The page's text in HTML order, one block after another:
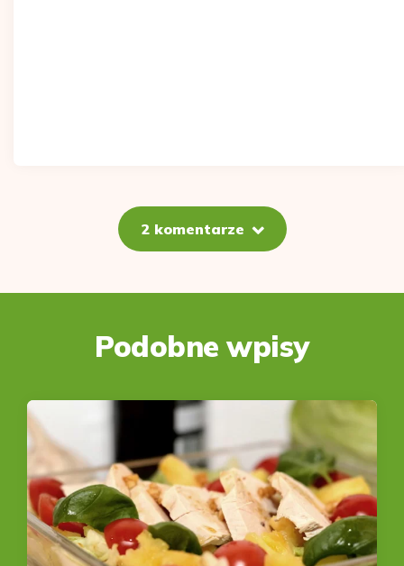
2 komentarze
Podobne wpisy